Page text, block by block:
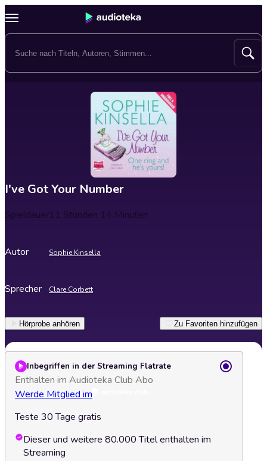
I've Got Your Number
Spieldauer11 Stunden 14 Minuten
Autor Sophie Kinsella
Sprecher Clare Corbett
Hörprobe anhören Zu Favoriten hinzufügen
Inbegriffen in der Streaming Flatrate
Enthalten im Audioteka Club Abo
Werde Mitglied im
Teste 30 Tage gratis
Dieser und weitere 80.000 Titel enthalten im
Streaming